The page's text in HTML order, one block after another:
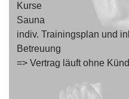
Kurse
Sauna
indiv. Trainingsplan und
Betreuung
=> Vertrag läuft ohne